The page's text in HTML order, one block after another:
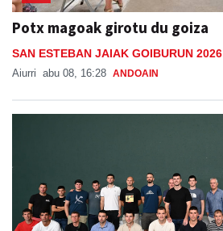
Potx magoak girotu du goiza
SAN ESTEBAN JAIAK GOIBURUN 2026
Aiurri abu 08, 16:28 ANDOAIN